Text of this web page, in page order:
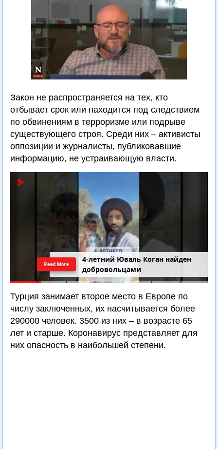
Закон не распространяется на тех, кто
отбывает срок или находится под следствием
по обвинениям в терроризме или подрыве
существующего строя. Среди них – активисты
оппозиции и журналисты, публиковавшие
информацию, не устраивающую власти.
4-летний Юваль Коган найден
добровольцами
Read More
Турция занимает второе место в Европе по
числу заключенных, их насчитывается более
290000 человек. 3500 из них – в возрасте 65
лет и старше. Коронавирус представляет для
них опасность в наибольшей степени.